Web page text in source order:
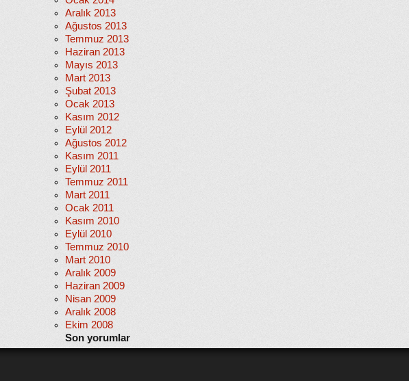
Aralık 2013
Ağustos 2013
Temmuz 2013
Haziran 2013
Mayıs 2013
Mart 2013
Şubat 2013
Ocak 2013
Kasım 2012
Eylül 2012
Ağustos 2012
Kasım 2011
Eylül 2011
Temmuz 2011
Mart 2011
Ocak 2011
Kasım 2010
Eylül 2010
Temmuz 2010
Mart 2010
Aralık 2009
Haziran 2009
Nisan 2009
Aralık 2008
Ekim 2008
Son yorumlar